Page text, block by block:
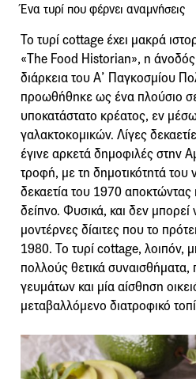
Ένα τυρί που φέρνει αναμνήσεις
Το τυρί cottage έχει μακρά
«The Food Historian», η άνοδός
διάρκεια του Α’ Παγκοσμίου
προωθήθηκε ως ένα πλούσιο
υποκατάστατο κρέατος, εν
γαλακτοκομικών. Λίγες
έγινε αρκετά δημοφιλές στην
τροφή, με τη δημοτικότητά του
δεκαετία του 1970
δείπνο. Φυσικά, και δεν μπορεί
μοντέρνες δίαιτες που το
1980. Το τυρί cottage, λοιπόν,
πολλούς θετικά συναισθήματα,
γευμάτων και μία αίσθηση
μεταβαλλόμενο διατροφικό